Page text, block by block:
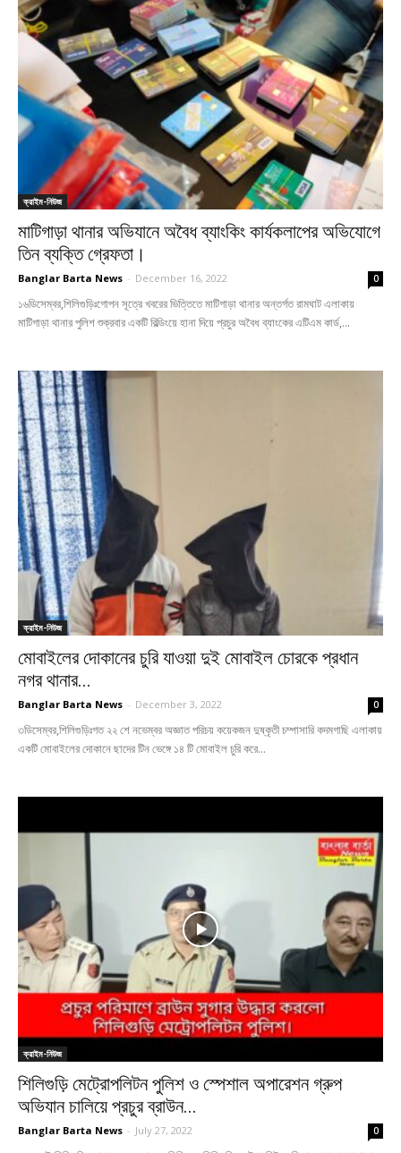
ক্রাইম-নিউজ
মাটিগাড়া থানার অভিযানে অবৈধ ব্যাংকিং কার্যকলাপের অভিযোগে
তিন ব্যক্তি গ্রেফতা।
Banglar Barta News - December 16, 2022 0
১৬ডিসেম্বর,শিলিগুড়িঃগোপন সূত্রে খবরের ভিত্তিতে মাটিগাড়া থানার অন্তর্গত রামঘাট এলাকায়
মাটিগাড়া থানার পুলিশ শুক্রবার একটি বিল্ডিংয়ে হানা দিয়ে প্রচুর অবৈধ ব্যাংকের এটিএম কার্ড,...
ক্রাইম-নিউজ
মোবাইলের দোকানের চুরি যাওয়া দুই মোবাইল চোরকে প্রধান
নগর থানার...
Banglar Barta News - December 3, 2022 0
৩ডিসেম্বর,শিলিগুড়িঃগত ২২ শে নভেম্বর অজ্ঞাত পরিচয় কয়েকজন দুষ্কৃতী চম্পাসারি কদমগাছি এলাকায়
একটি মোবাইলের দোকানে ছাদের টিন ভেঙ্গে ১৪ টি মোবাইল চুরি করে...
ক্রাইম-নিউজ
শিলিগুড়ি মেট্রোপলিটন পুলিশ ও স্পেশাল অপারেশন গ্রুপ
অভিযান চালিয়ে প্রচুর ব্রাউন...
Banglar Barta News - July 27, 2022 0